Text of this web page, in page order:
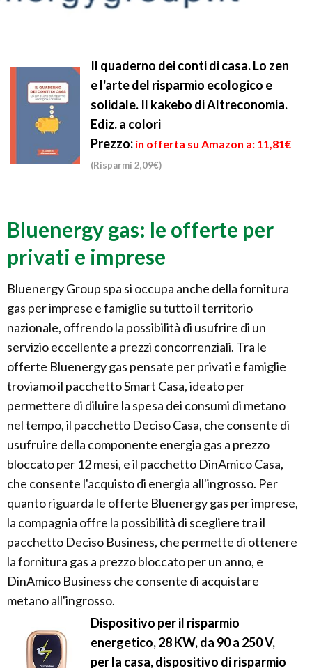
Il quaderno dei conti di casa. Lo zen
e l'arte del risparmio ecologico e
solidale. Il kakebo di Altreconomia.
Ediz. a colori
Prezzo: in offerta su Amazon a: 11,81€
(Risparmi 2,09€)
Bluenergy gas: le offerte per
privati e imprese
Bluenergy Group spa si occupa anche della fornitura
gas per imprese e famiglie su tutto il territorio
nazionale, offrendo la possibilità di usufrire di un
servizio eccellente a prezzi concorrenziali. Tra le
offerte Bluenergy gas pensate per privati e famiglie
troviamo il pacchetto Smart Casa, ideato per
permettere di diluire la spesa dei consumi di metano
nel tempo, il pacchetto Deciso Casa, che consente di
usufruire della componente energia gas a prezzo
bloccato per 12 mesi, e il pacchetto DinAmico Casa,
che consente l'acquisto di energia all'ingrosso. Per
quanto riguarda le offerte Bluenergy gas per imprese,
la compagnia offre la possibilità di scegliere tra il
pacchetto Deciso Business, che permette di ottenere
la fornitura gas a prezzo bloccato per un anno, e
DinAmico Business che consente di acquistare
metano all'ingrosso.
Dispositivo per il risparmio
energetico, 28 KW, da 90 a 250 V,
per la casa, dispositivo di risparmio